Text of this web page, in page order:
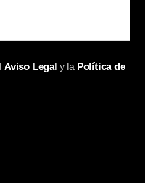
Aviso Legal y la Política de